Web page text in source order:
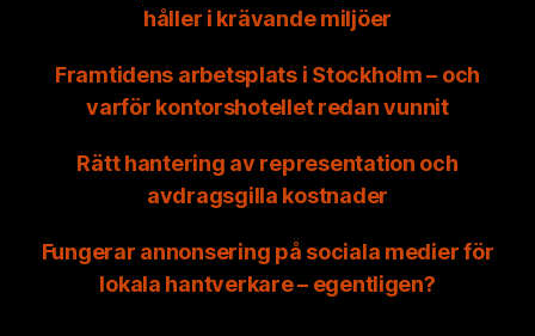
håller i krävande miljöer
Framtidens arbetsplats i Stockholm – och
varför kontorshotellet redan vunnit
Rätt hantering av representation och
avdragsgilla kostnader
Fungerar annonsering på sociala medier för
lokala hantverkare – egentligen?